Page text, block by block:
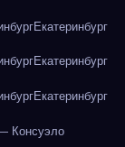
Екатеринбург
Екатеринбург
Екатеринбург
Консуэло